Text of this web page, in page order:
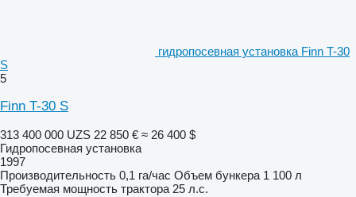
гидропосевная установка Finn T-30
S
5
Finn T-30 S
313 400 000 UZS 22 850 € ≈ 26 400 $
Гидропосевная установка
1997
Производительность 0,1 га/час Объем бункера 1 100 л
Требуемая мощность трактора 25 л.с.